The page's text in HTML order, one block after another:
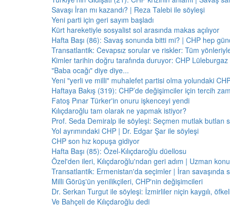
Savaşı İran mı kazandı? | Reza Talebi ile söyleşi
Yeni parti için geri sayım başladı
Kürt hareketiyle sosyalist sol arasında makas açılıyor
Hafta Başı (86): Savaş sonunda bitti mi? | CHP hep
Transatlantik: Cevapsız sorular ve riskler: Tüm
Kimler tarihin doğru tarafında duruyor: CHP
"Baba ocağı" diye diye...
Yeni "yerli ve milli" muhalefet partisi olma yolundaki
Haftaya Bakış (319): CHP’de değişimciler için tercih
Fatoş Pınar Türker'in onuru işkenceyi yendi
Kılıçdaroğlu tam olarak ne yapmak istiyor?
Prof. Seda Demiralp ile söyleşi: Seçmen mutlak butlan
Yol ayrımındaki CHP | Dr. Edgar Şar ile söyleşi
CHP son hız kopuşa gidiyor
Hafta Başı (85): Özel-Kılıçdaroğlu düellosu
Özel'den ileri, Kılıçdaroğlu'ndan geri adım | Uzman
Transatlantik: Ermenistan'da seçimler | İran savaşında
Milli Görüş'ün yenilikçileri, CHP'nin değişimcileri
Dr. Serkan Turgut ile söyleşi: İzmirliler niçin kaygılı,
Ve Bahçeli de Kılıçdaroğlu dedi